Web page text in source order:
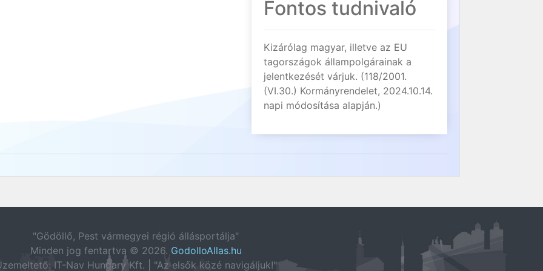
Fontos tudnivaló
Kizárólag magyar, illetve az EU
tagországok állampolgárainak a
jelentkezését várjuk. (118/2001.
(VI.30.) Kormányrendelet, 2024.10.14.
napi módosítása alapján.)
"Gödöllő, Pest vármegyei régió állásportálja"
Minden jog fentartva © 2026. GodolloAllas.hu
IT-Nav Hungary Kft. | "Az elsők közé navigáljuk!"